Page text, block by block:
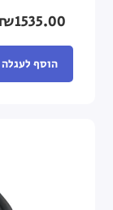
₪1535.00
הוסף לעגלה